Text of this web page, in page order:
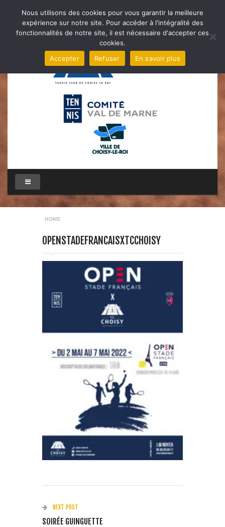
HOME
OPENSTADEFRANCAISXTCCHOISY
NEXT POST
SOIRÉE GUINGUETTE
Nous utilisons des cookies pour vous garantir la meilleure
expérience sur notre site. Pour accéder à l'intégralité des
fonctionnalités de notre site, il est nécessaire d'accepter ces
cookies.
Accepter
Refuser En savoir plus